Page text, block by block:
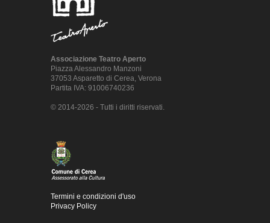
Associazione Teatro Aperto
Piazza Alessandro Manzoni
37053 Asparetto di Cerea, Verona
Partita IVA: 91006740236
© 2014-2026 - Tutti i diritti riservati.
Termini e condizioni d'uso
Privacy Policy